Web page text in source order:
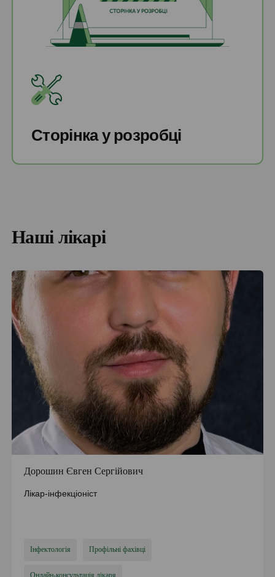
Сторінка у розробці
Наші лікарі
Дорошин Євген Сергійович
Лікар-інфекціоніст
Інфектологія Профільні фахівці
Онлайн-консультація лікаря